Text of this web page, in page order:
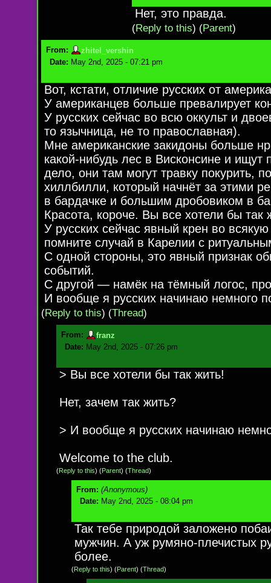
Нет, это правда.
(Reply to this) (Parent)
From:
zhitel_vershin
Date: May 2nd, 2025 - 07:21 pm
Вот, кстати, отличие русских от
У американцев больше превалирует
У русских сейчас во всю оккульт и
то язычница, не то православная).
Мне американские закидоны больше
какой-нибудь лес в Висконсине и
дело, они там могут травку покурить,
хиллбилли, который начнёт за этими
в бардачке и большим дробовиком в
Красота, короче. Вы все хотели бы так
У русских сейчас явный крен во
помните случай в Карелии с
С одной стороны, это явный признак
событий.
С другой — намёк на тёмный логос,
И вообще я русских начинаю немного
(Reply to this) (Thread)
From:
franz
Date: May 2nd, 2025 - 07:26 pm
> Вы все хотели бы так жить!
Нет, зачем так жить?
> И вообще я русских начинаю
Welcome to the club.
(Reply to this) (Parent) (Thread)
From: (Anonymous)
Date: May 2nd, 2025 - 08:04 pm
Так тебе природой заложено
мужчин. А уж румяно-плечистых
более.
(Reply to this) (Parent) (Thread)